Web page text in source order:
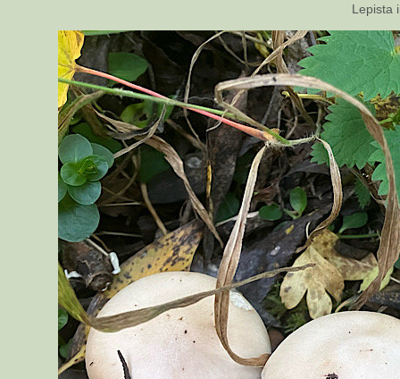
Lepista